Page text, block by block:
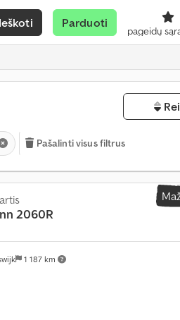
Ieškoti Parduoti
pageidų
Pašalinti visus filtrus
1 187 km
2060R